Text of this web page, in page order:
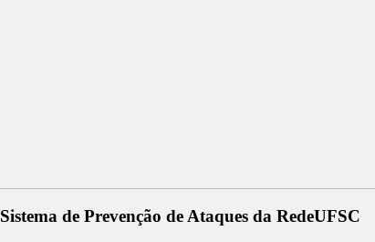
Sistema de Prevenção de Ataques da RedeUFSC